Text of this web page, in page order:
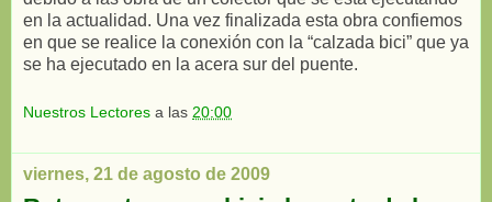
en la actualidad. Una vez finalizada esta obra confiemos
en que se realice la conexión con la “calzada bici” que ya
se ha ejecutado en la acera sur del puente.
Nuestros Lectores a las 20:00
viernes, 21 de agosto de 2009